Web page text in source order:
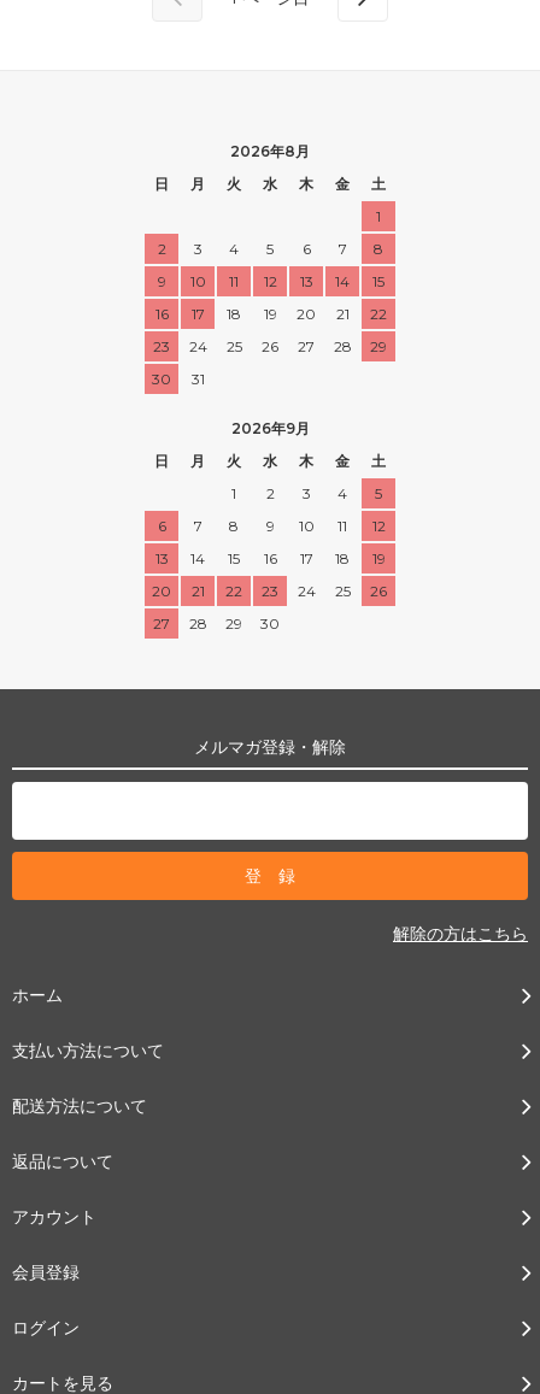
2026年8月
日
月 火 水 木 金
土
1
2
3 4 5 6 7
8
9
10 11 12 13 14
15
16
17 18 19 20 21
22
23
24 25 26 27 28
29
30
31
2026年9月
日
月 火 水 木 金
土
1
2 3 4
5
6
7 8 9 10 11
12
13
14 15 16 17 18
19
20
21 22 23 24 25
26
27
28 29 30
メルマガ登録・解除
解除の方はこちら
ホーム
支払い方法について
配送方法について
返品について
アカウント
会員登録
ログイン
カートを見る